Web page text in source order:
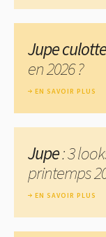
Jupe
en 2026 ?
EN SAVOIR PLUS
Jupe: 3
printemps
EN SAVOIR PLUS